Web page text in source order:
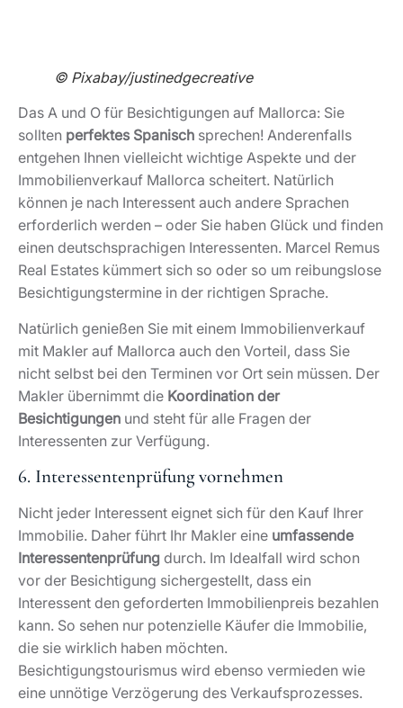
Immobilienverkauf Mallorca scheitert. Natürlich
können je nach Interessent auch andere Sprachen
erforderlich werden – oder Sie haben Glück und finden
einen deutschsprachigen Interessenten. Marcel Remus
Real Estates kümmert sich so oder so um reibungslose
Besichtigungstermine in der richtigen Sprache.
Natürlich genießen Sie mit einem Immobilienverkauf
mit Makler auf Mallorca auch den Vorteil, dass Sie
nicht selbst bei den Terminen vor Ort sein müssen. Der
Makler übernimmt dieKoordination der
Besichtigungen
und steht für alle Fragen der
Interessenten zur Verfügung.
6. Interessentenprüfung vornehmen
Nicht jeder Interessent eignet sich für den Kauf Ihrer
Immobilie. Daher führt Ihr Makler eineumfassende
Interessentenprüfungdurch. Im Idealfall wird schon
vor der Besichtigung sichergestellt, dass ein
Interessent den geforderten Immobilienpreis bezahlen
kann. So sehen nur potenzielle Käufer die Immobilie,
die sie wirklich haben möchten.
Besichtigungstourismus wird ebenso vermieden wie
eine unnötige Verzögerung des Verkaufsprozesses.
7. Optionsvertrag schließen
Sie haben einen Interessenten gefunden? Dann geht es
jetzt an die Verträge! Auf Mallorca ist der sogenannte
„Optionsvertrag“populär, der als eine Art Vorvertrag